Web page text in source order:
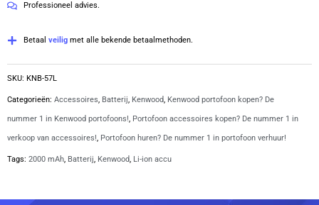
2000
|
aantal
Professioneel advies.
Betaal veilig met alle bekende betaalmethoden.
SKU: KNB-57L
Categorieën: Accessoires, Batterij, Kenwood, Kenwood portofoon kopen? De
nummer 1 in Kenwood portofoons!, Portofoon accessoires kopen? De nummer 1 in
verkoop van accessoires!, Portofoon huren? De nummer 1 in portofoon verhuur!
Tags: 2000 mAh, Batterij, Kenwood, Li-ion accu